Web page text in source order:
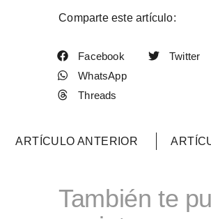
Comparte este artículo:
Facebook
Twitter
WhatsApp
Threads
ARTÍCULO ANTERIOR
También te